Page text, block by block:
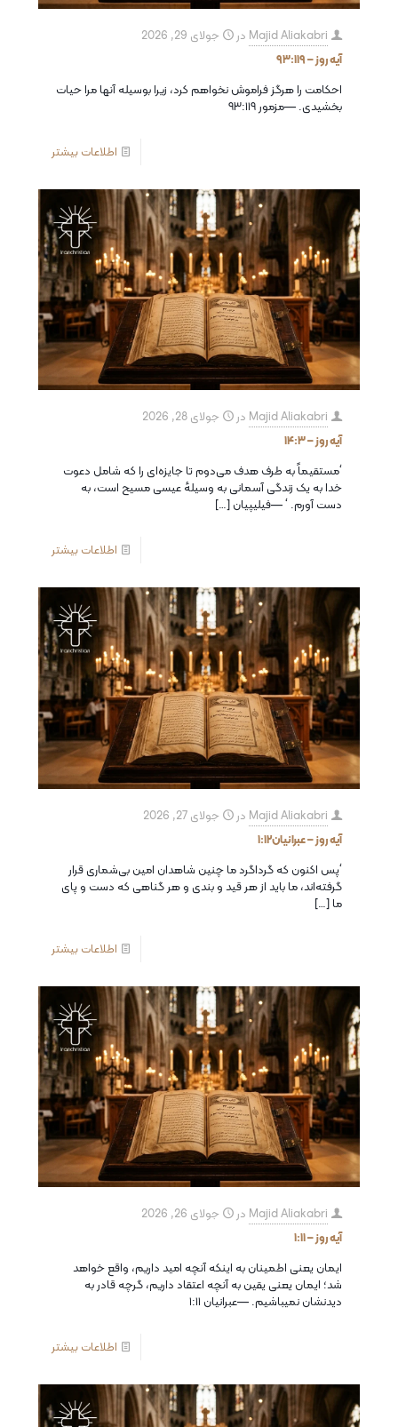
Majid Aliakabri در
جولای 29, 2026
آیه روز – ۹۳:۱۱۹
احكامت را هرگز فراموش نخواهم كرد، زيرا بوسيله آنها مرا حيات
بخشيدى. —مزمور ۹۳:۱۱۹
اطلاعات بیشتر
Majid Aliakabri در
جولای 28, 2026
آیه روز – ۱۴:۳
‘مستقیماً به طرف هدف می‌دوم تا جایزه‌ای را كه شامل دعوت
خدا به یک زندگی آسمانی به وسیلهٔ عیسی مسیح است، به
دست آورم. ‘ —فیلیپیان[…]
اطلاعات بیشتر
Majid Aliakabri در
جولای 27, 2026
آیه روز – عبرانیان۱:۱۲
‘پس اكنون كه گرداگرد ما چنین شاهدان امین بی‌شماری قرار
گرفته‌اند، ما باید از هر قید و بندی و هر گناهی كه دست و پای
ما[…]
اطلاعات بیشتر
Majid Aliakabri در
جولای 26, 2026
آیه روز – ۱:۱۱
ايمان يعنى اطمينان به اينكه آنچه اميد داريم، واقع خواهد
شد؛ ايمان يعنى يقين به آنچه اعتقاد داريم، گرچه قادر به
ديدنشان نميباشيم. —عبرانیان ۱:۱۱
اطلاعات بیشتر